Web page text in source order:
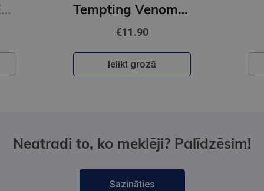
Restitution : #3 Edge of Darkness series : delux paperback featuring exclusive character artwork Tempting Venom : #3 The Vipers series
€11.90
Ielikt grozā
Neatradi to, ko meklēji? Palīdzēsim!
Sazināties